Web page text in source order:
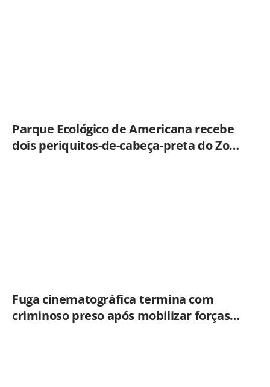
Parque Ecológico de Americana recebe
dois periquitos-de-cabeça-preta do Zoo
Fuga cinematográfica termina com
criminoso preso após mobilizar forças